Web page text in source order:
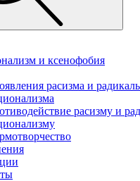
и ксенофобия
расизма и
расизму и